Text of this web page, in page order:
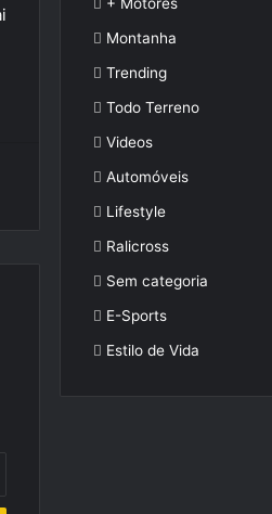
Montanha
Trending
Todo Terreno
Videos
Automóveis
Lifestyle
Ralicross
Sem categoria
E-Sports
Estilo de Vida